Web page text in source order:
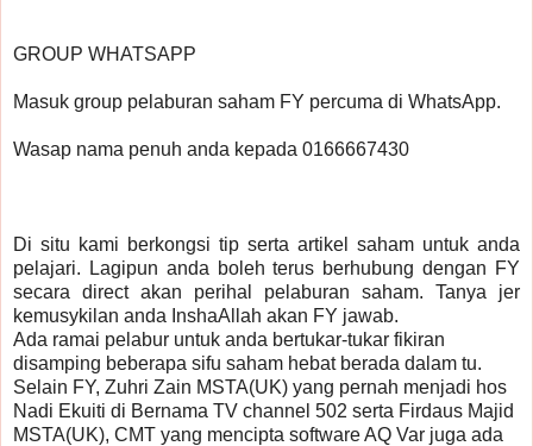
GROUP WHATSAPP
Masuk group pelaburan saham FY percuma di WhatsApp.
Wasap nama penuh anda kepada 0166667430
Di situ kami berkongsi tip serta artikel saham untuk anda
pelajari. Lagipun anda boleh terus berhubung dengan FY
secara direct akan perihal pelaburan saham. Tanya jer
kemusykilan anda InshaAllah akan FY jawab.
Ada ramai pelabur untuk anda bertukar-tukar fikiran
disamping beberapa sifu saham hebat berada dalam tu.
Selain FY, Zuhri Zain MSTA(UK) yang pernah menjadi hos
Nadi Ekuiti di Bernama TV channel 502 serta Firdaus Majid
MSTA(UK), CMT yang mencipta software AQ Var juga ada